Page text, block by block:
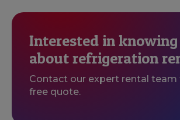
Interested in
about refrigeration
Contact our expert rental team
free quote.